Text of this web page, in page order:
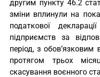
другим пункту 46.2
зміни вплинули на
податкової
підприємств за
період, з обов’язковим
протягом трьох
скасування воєнного